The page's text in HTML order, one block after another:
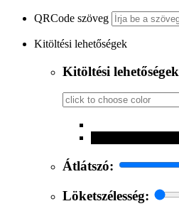
QRCode szöveg
Kitöltési lehetőségek
Kitöltési lehetőségek
Átlátszó:
Löketszélesség: